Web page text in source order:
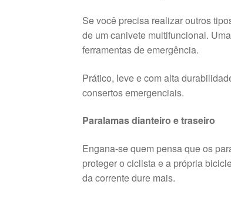
Se você precisa realizar outros
de um canivete multifuncional.
ferramentas de emergência.
Prático, leve e com alta
consertos emergenciais.
Paralamas dianteiro e traseiro
Engana-se quem pensa que os
proteger o ciclista e a própria
da corrente dure mais.